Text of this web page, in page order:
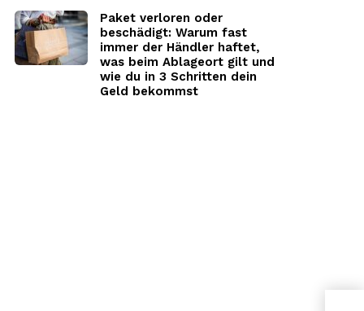
Paket verloren oder
beschädigt: Warum fast
immer der Händler haftet,
was beim Ablageort gilt und
wie du in 3 Schritten dein
Geld bekommst